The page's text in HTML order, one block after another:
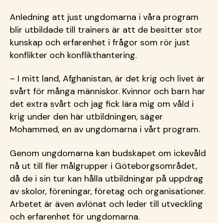
Anledning att just ungdomarna i våra program
blir utbildade till trainers är att de besitter stor
kunskap och erfarenhet i frågor som rör just
konflikter och konflikthantering.
– I mitt land, Afghanistan, är det krig och livet är
svårt för många människor. Kvinnor och barn har
det extra svårt och jag fick lära mig om våld i
krig under den här utbildningen, säger
Mohammed, en av ungdomarna i vårt program.
Genom ungdomarna kan budskapet om ickevåld
nå ut till fler målgrupper i Göteborgsområdet,
då de i sin tur kan hålla utbildningar på uppdrag
av skolor, föreningar, företag och organisationer.
Arbetet är även avlönat och leder till utveckling
och erfarenhet för ungdomarna.